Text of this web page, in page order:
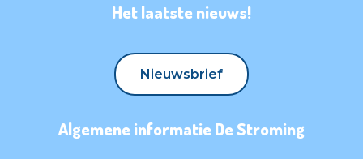
Het laatste nieuws!
Nieuwsbrief
Nieuwsbrief
Algemene informatie De Stroming